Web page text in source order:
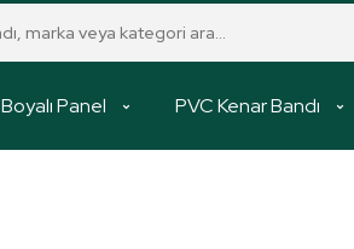
Boyalı Panel PVC Kenar Bandı